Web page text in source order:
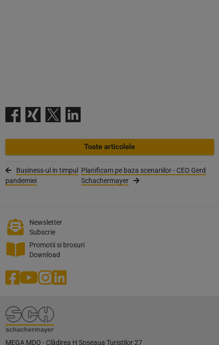
Toate articolele
Business-ul in timpul
pandemiei
Planificam pe baza scenariilor - CEO Gerd
Schachermayer
Newsletter
Subscrie
Promotii si brosuri
Download
MEGA MDO - Clădirea H Șoseaua Turiștilor 27